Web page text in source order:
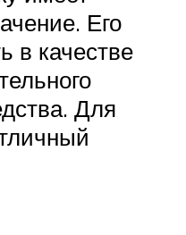
Его
в качестве
Для